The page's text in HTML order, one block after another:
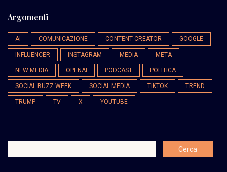
Argomenti
AI COMUNICAZIONE CONTENT CREATOR GOOGLE
INFLUENCER INSTAGRAM MEDIA META
NEW MEDIA OPENAI PODCAST POLITICA
SOCIAL BUZZ WEEK SOCIAL MEDIA TIKTOK TREND
TRUMP TV X YOUTUBE